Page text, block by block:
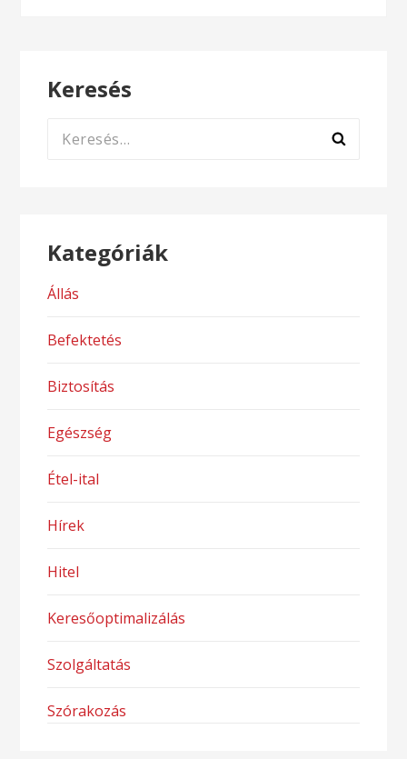
Keresés
Keresés:
Kategóriák
Állás
Befektetés
Biztosítás
Egészség
Étel-ital
Hírek
Hitel
Keresőoptimalizálás
Szolgáltatás
Szórakozás